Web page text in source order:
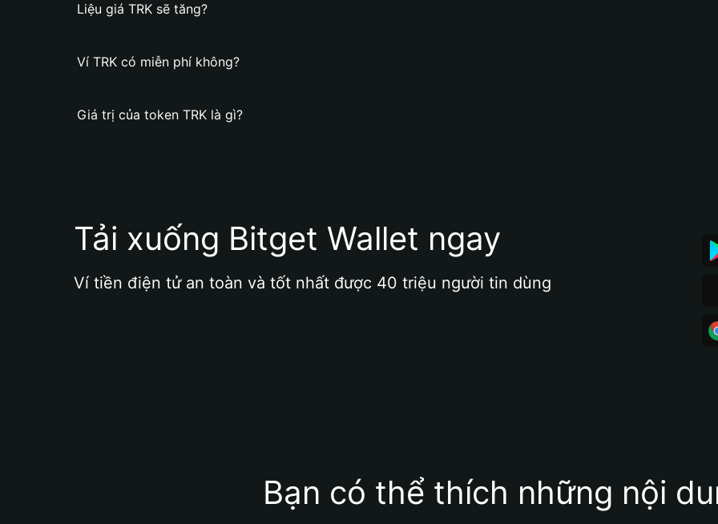
Liệu giá TRK sẽ tăng?
Ví TRK có miễn phí không?
Giá trị của token TRK là gì?
Tải xuống Bitget Wallet ngay
Ví tiền điện tử an toàn và tốt nhất được 40 triệu người tin dùng
Bạn có thể thích những nội